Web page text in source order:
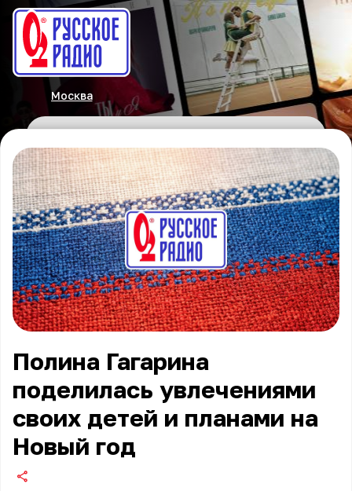
Москва
Полина Гагарина
поделилась увлечениями
своих детей и планами на
Новый год